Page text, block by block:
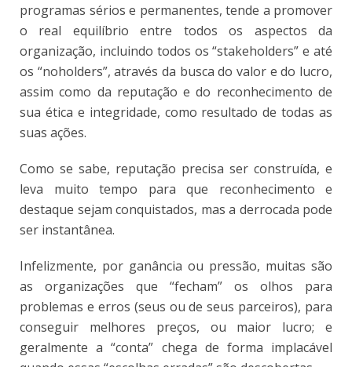
programas sérios e permanentes, tende a promover
o real equilíbrio entre todos os aspectos da
organização, incluindo todos os “stakeholders” e até
os “noholders”, através da busca do valor e do lucro,
assim como da reputação e do reconhecimento de
sua ética e integridade, como resultado de todas as
suas ações.
Como se sabe, reputação precisa ser construída, e
leva muito tempo para que reconhecimento e
destaque sejam conquistados, mas a derrocada pode
ser instantânea.
Infelizmente, por ganância ou pressão, muitas são
as organizações que “fecham” os olhos para
problemas e erros (seus ou de seus parceiros), para
conseguir melhores preços, ou maior lucro; e
geralmente a “conta” chega de forma implacável